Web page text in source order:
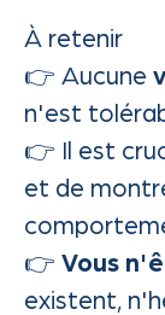
À retenir
👉 Aucune
n'est
👉 Il est
et de
👉 Vous
existent,